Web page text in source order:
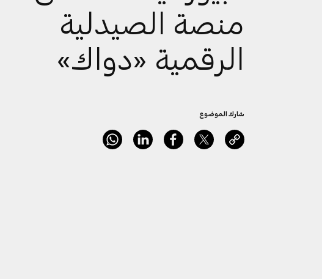
منصة الصيدلية
الرقمية «دواك»
شارك الموضوع